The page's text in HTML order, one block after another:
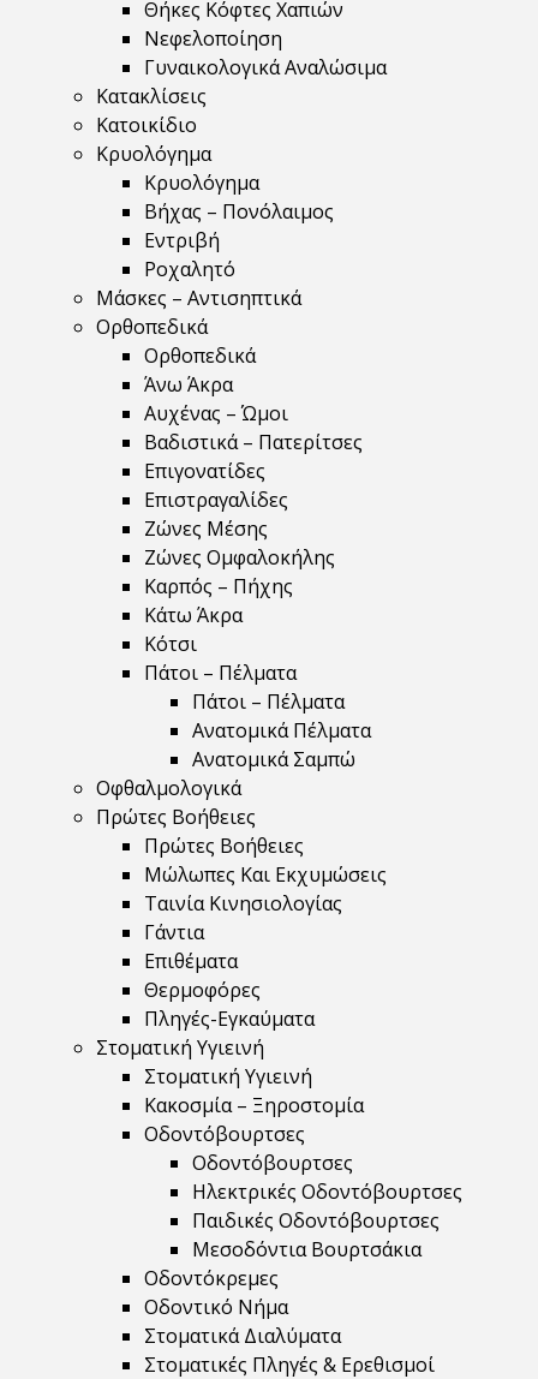
Θήκες Κόφτες Χαπιών
Νεφελοποίηση
Γυναικολογικά Αναλώσιμα
Κατακλίσεις
Κατοικίδιο
Κρυολόγημα
Κρυολόγημα
Βήχας – Πονόλαιμος
Εντριβή
Ροχαλητό
Μάσκες – Αντισηπτικά
Ορθοπεδικά
Ορθοπεδικά
Άνω Άκρα
Αυχένας – Ώμοι
Βαδιστικά – Πατερίτσες
Επιγονατίδες
Επιστραγαλίδες
Ζώνες Μέσης
Ζώνες Ομφαλοκήλης
Καρπός – Πήχης
Κάτω Άκρα
Κότσι
Πάτοι – Πέλματα
Πάτοι – Πέλματα
Ανατομικά Πέλματα
Ανατομικά Σαμπώ
Οφθαλμολογικά
Πρώτες Βοήθειες
Πρώτες Βοήθειες
Μώλωπες Και Εκχυμώσεις
Ταινία Κινησιολογίας
Γάντια
Επιθέματα
Θερμοφόρες
Πληγές-Εγκαύματα
Στοματική Υγιεινή
Στοματική Υγιεινή
Κακοσμία – Ξηροστομία
Οδοντόβουρτσες
Οδοντόβουρτσες
Ηλεκτρικές Οδοντόβουρτσες
Παιδικές Οδοντόβουρτσες
Μεσοδόντια Βουρτσάκια
Οδοντόκρεμες
Οδοντικό Νήμα
Στοματικά Διαλύματα
Στοματικές Πληγές & Ερεθισμοί